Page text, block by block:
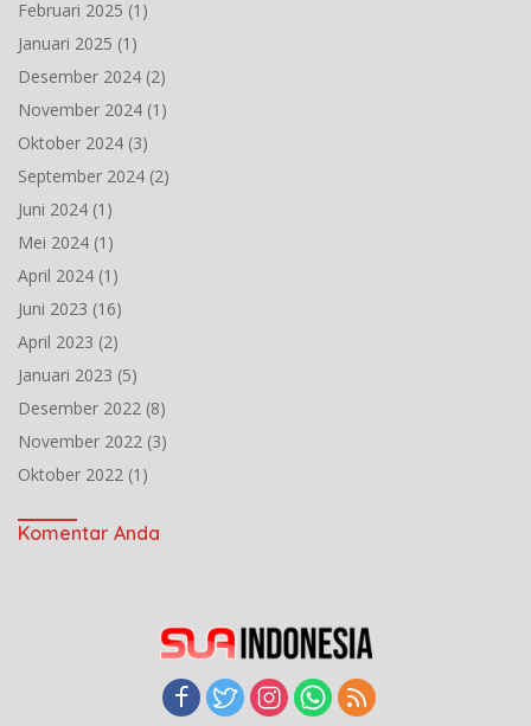
Februari 2025 (1)
Januari 2025 (1)
Desember 2024 (2)
November 2024 (1)
Oktober 2024 (3)
September 2024 (2)
Juni 2024 (1)
Mei 2024 (1)
April 2024 (1)
Juni 2023 (16)
April 2023 (2)
Januari 2023 (5)
Desember 2022 (8)
November 2022 (3)
Oktober 2022 (1)
Komentar Anda